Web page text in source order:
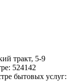
тракт, 5-9
524142
бытовых услуг: